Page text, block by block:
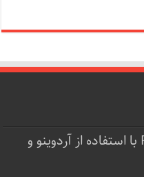
پروژه قفل‌ درب RFID با استفاده از آردوینو و